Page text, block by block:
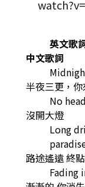
英文歌
中文歌詞
半夜三更，
No
沒開大燈
Long
路途遙遠 終
Fading